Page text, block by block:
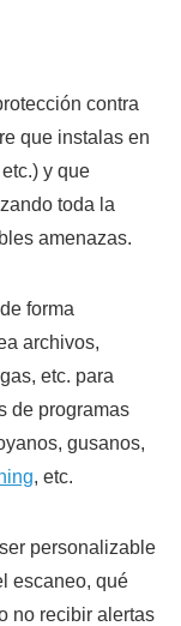
contra
que instalas en
y que
toda la
amenazas.
forma
archivos,
etc. para
de programas
gusanos,
, etc.
personalizable
escaneo, qué
no recibir alertas